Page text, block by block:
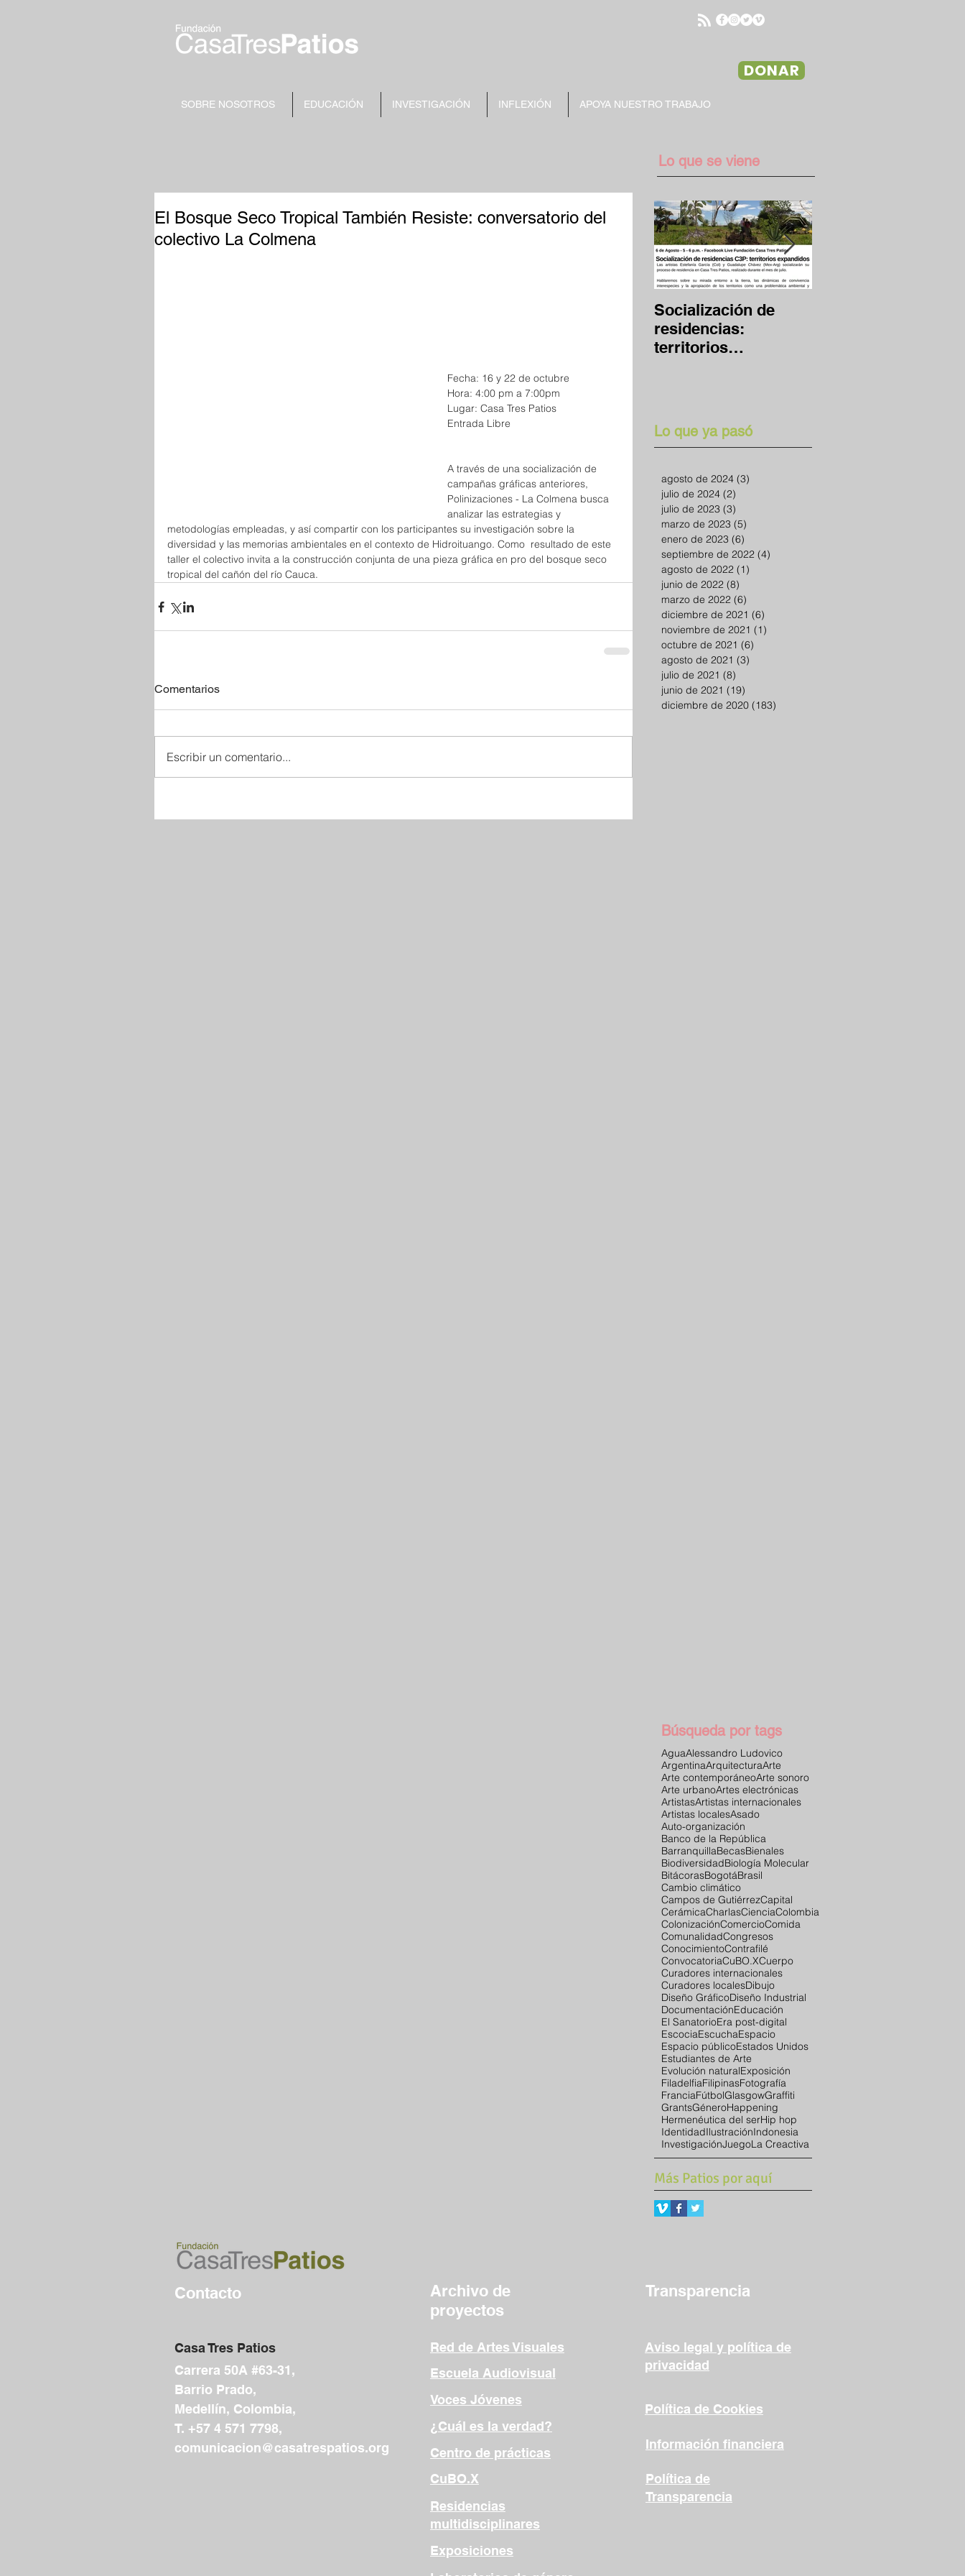
DONAR
SOBRE NOSOTROS EDUCACIÓN INVESTIGACIÓN INFLEXIÓN APOYA NUESTRO TRABAJO
Lo que se viene
El Bosque Seco Tropical También Resiste: conversatorio del
colectivo La Colmena
Fecha: 16 y 22 de octubre
Hora: 4:00 pm a 7:00pm
Lugar: Casa Tres Patios
Entrada Libre
A través de una socialización de
campañas gráficas anteriores,
Polinizaciones - La Colmena busca
analizar las estrategias y
metodologías empleadas, y así compartir con los participantes su investigación sobre la
diversidad y las memorias ambientales en el contexto de Hidroituango. Como  resultado de este
taller el colectivo invita a la construcción conjunta de una pieza gráfica en pro del bosque seco
tropical del cañón del río Cauca.
Comentarios
Escribir un comentario...
Socialización de
residencias:
territorios
Lo que ya pasó
agosto de 2024 (3)
julio de 2024 (2)
julio de 2023 (3)
marzo de 2023 (5)
enero de 2023 (6)
septiembre de 2022 (4)
agosto de 2022 (1)
junio de 2022 (8)
marzo de 2022 (6)
diciembre de 2021 (6)
noviembre de 2021 (1)
octubre de 2021 (6)
agosto de 2021 (3)
julio de 2021 (8)
junio de 2021 (19)
diciembre de 2020 (183)
Búsqueda por tags
AguaAlessandro Ludovico
ArgentinaArquitecturaArte
Arte contemporáneoArte sonoro
Arte urbanoArtes electrónicas
ArtistasArtistas internacionales
Artistas localesAsado
Auto-organización
Banco de la República
BarranquillaBecasBienales
BiodiversidadBiología Molecular
BitácorasBogotáBrasil
Cambio climático
Campos de GutiérrezCapital
CerámicaCharlasCienciaColombia
ColonizaciónComercioComida
ComunalidadCongresos
ConocimientoContrafilé
ConvocatoriaCuBO.XCuerpo
Curadores internacionales
Curadores localesDibujo
Diseño GráficoDiseño Industrial
DocumentaciónEducación
El SanatorioEra post-digital
EscociaEscuchaEspacio
Espacio públicoEstados Unidos
Estudiantes de Arte
Evolución naturalExposición
FiladelfiaFilipinasFotografía
FranciaFútbolGlasgowGraffiti
GrantsGéneroHappening
Hermenéutica del serHip hop
IdentidadIlustraciónIndonesia
InvestigaciónJuegoLa Creactiva
Más Patios por aquí
Contacto
Casa Tres Patios
Carrera 50A #63-31,
Barrio Prado,
Medellín, Colombia,
T. +57 4 571 7798,
comunicacion@casatrespatios.org
Archivo de
proyectos
Red de Artes Visuales
Escuela Audiovisual
Voces Jóvenes
¿Cuál es la verdad?
Centro de prácticas
CuBO.X
Residencias
multidisciplinares
Transparencia
Aviso legal y política de
privacidad
Política de Cookies
Información financiera
Política de
Transparencia
Exposiciones